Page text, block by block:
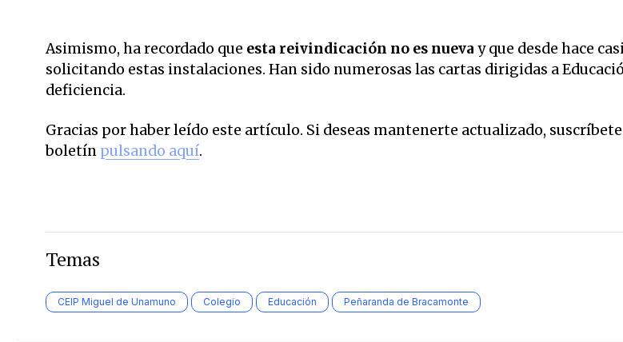
Asimismo, ha recordado que esta reivindicación no es nueva y que desde hace
solicitando estas instalaciones. Han sido numerosas las cartas dirigidas a
deficiencia.
Gracias por haber leído este artículo. Si deseas mantenerte actualizado,
boletín pulsando aquí.
Temas
CEIP Miguel de Unamuno Colegio Educación Peñaranda de Bracamonte